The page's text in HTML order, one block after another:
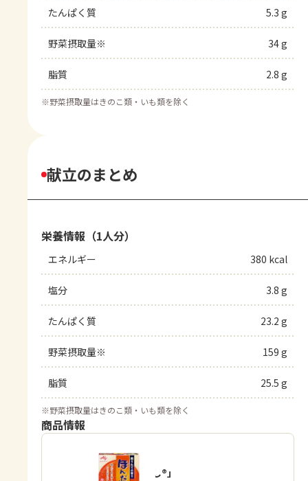
たんぱく質 5.3 g
野菜摂取量※ 34 g
脂質 2.8 g
※野菜摂取量はきのこ類・いも類を除く
献立のまとめ
栄養情報（1人分）
エネルギー 380 kcal
塩分 3.8 g
たんぱく質 23.2 g
野菜摂取量※ 159 g
脂質 25.5 g
※野菜摂取量はきのこ類・いも類を除く
商品情報
「ほんだし®」